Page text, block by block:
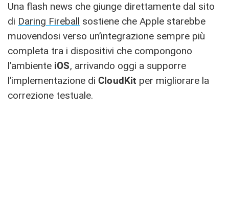
Una flash news che giunge direttamente dal sito
di Daring Fireball sostiene che Apple starebbe
muovendosi verso un’integrazione sempre più
completa tra i dispositivi che compongono
l’ambiente iOS, arrivando oggi a supporre
l’implementazione di CloudKit per migliorare la
correzione testuale.